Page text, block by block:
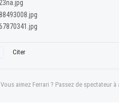
Citer
Vous aimez Ferrari ? Passez de spectateur à